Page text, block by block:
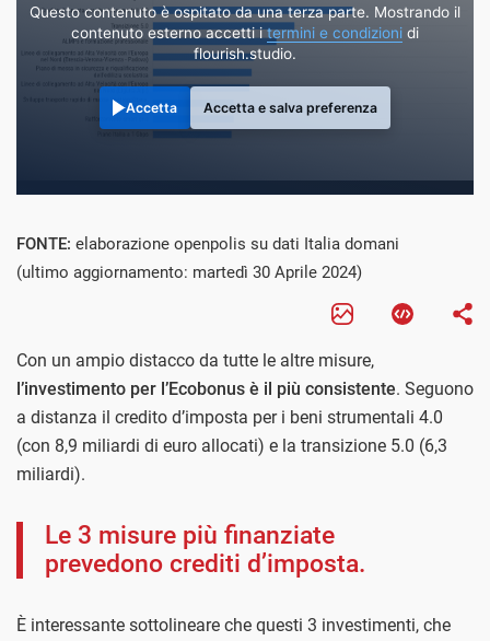
Questo contenuto è ospitato da una terza parte. Mostrando il
contenuto esterno accetti itermini e condizioni di
flourish.studio.
Accetta Accetta e salva preferenza
FONTE: elaborazione openpolis su dati Italia domani
(ultimo aggiornamento: martedì 30 Aprile 2024)
Con un ampio distacco da tutte le altre misure,
l’investimento per l’Ecobonus è il più consistente. Seguono
a distanza il credito d’imposta per i beni strumentali 4.0
(con 8,9 miliardi di euro allocati) e la transizione 5.0 (6,3
miliardi).
Le 3 misure più finanziate
prevedono crediti d’imposta.
È interessante sottolineare che questi 3 investimenti, che